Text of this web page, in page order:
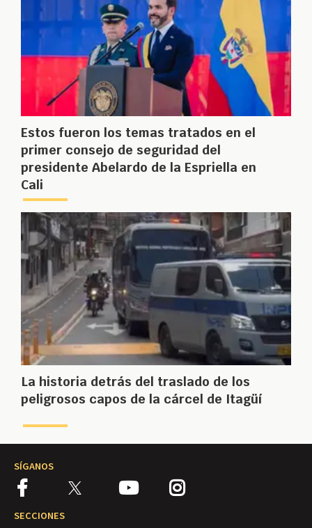
Estos fueron los temas tratados en el
primer consejo de seguridad del
presidente Abelardo de la Espriella en
Cali
La historia detrás del traslado de los
peligrosos capos de la cárcel de Itagüí
SÍGANOS
SECCIONES